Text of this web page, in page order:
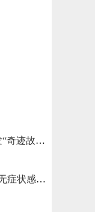
摄影博主确诊罕见癌症 网友连发“奇迹故事”不允许他躺平
吉林新增本土确诊病例6例 本土无症状感染者15例